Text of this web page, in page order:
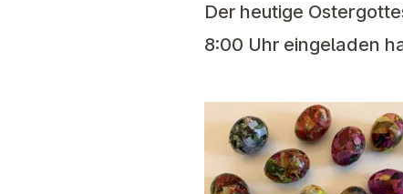
Der heutige
8:00 Uhr eingeladen